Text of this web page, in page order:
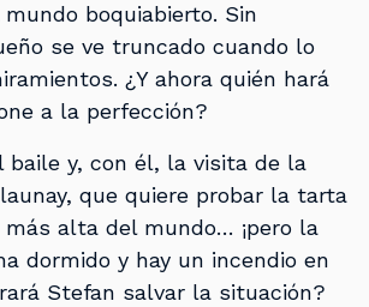
boquiabierto. Sin
se ve truncado cuando lo
¿Y ahora quién hará
a la perfección?
baile y, con él, la visita de la
que quiere probar la tarta
alta del mundo… ¡pero la
dormido y hay un incendio en
Stefan salvar la situación?